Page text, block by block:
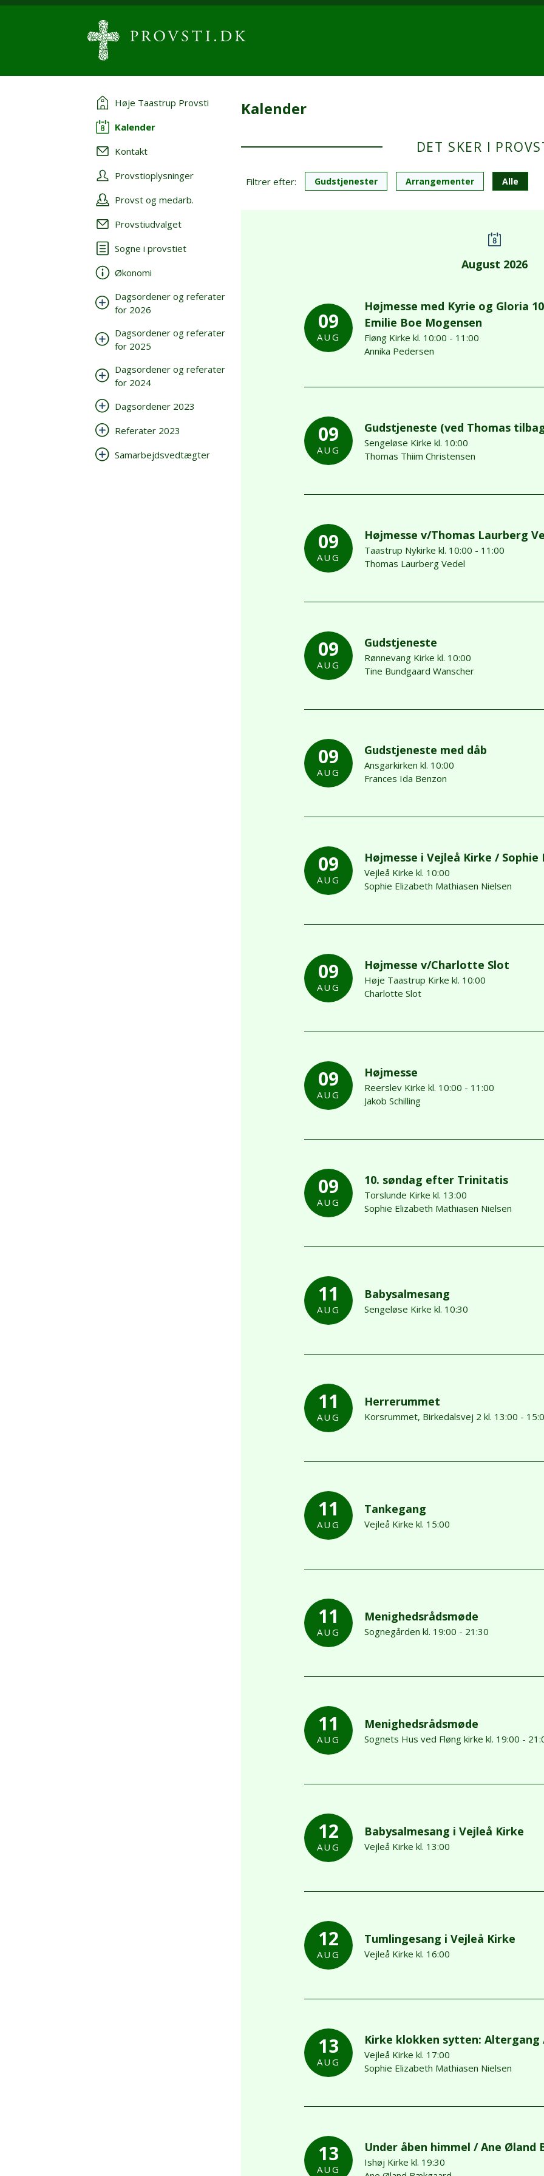
Høje Taastrup Provsti
Kalender
Kontakt
Provstioplysninger
Provst og medarb.
Provstiudvalget
Sogne i provstiet
Økonomi
Dagsordener og referater
for 2026
Dagsordener og referater
for 2025
Dagsordener og referater
for 2024
Dagsordener 2023
Referater 2023
Samarbejdsvedtægter
Kalender
DET SKER I
Filtrer efter: Gudstjenester Arrangementer Alle
August 2026
09
AUG
Højmesse med Kyrie og Gloria
Emilie Boe Mogensen
Fløng Kirke kl. 10:00 - 11:00
Annika Pedersen
09
AUG
Gudstjeneste (ved Thomas
Sengeløse Kirke kl. 10:00
Thomas Thiim Christensen
09
AUG
Højmesse v/Thomas Laurberg
Taastrup Nykirke kl. 10:00 - 11:00
Thomas Laurberg Vedel
09
AUG
Gudstjeneste
Rønnevang Kirke kl. 10:00
Tine Bundgaard Wanscher
09
AUG
Gudstjeneste med dåb
Ansgarkirken kl. 10:00
Frances Ida Benzon
09
AUG
Højmesse i Vejleå Kirke / Sophie
Vejleå Kirke kl. 10:00
Sophie Elizabeth Mathiasen Nielsen
09
AUG
Højmesse v/Charlotte Slot
Høje Taastrup Kirke kl. 10:00
Charlotte Slot
09
AUG
Højmesse
Reerslev Kirke kl. 10:00 - 11:00
Jakob Schilling
09
AUG
10. søndag efter Trinitatis
Torslunde Kirke kl. 13:00
Sophie Elizabeth Mathiasen Nielsen
11
AUG
Babysalmesang
Sengeløse Kirke kl. 10:30
11
AUG
Herrerummet
Korsrummet, Birkedalsvej 2 kl. 13:00 -
11
AUG
Tankegang
Vejleå Kirke kl. 15:00
11
AUG
Menighedsrådsmøde
Sognegården kl. 19:00 - 21:30
11
AUG
Menighedsrådsmøde
Sognets Hus ved Fløng kirke kl. 19:00 -
12
AUG
Babysalmesang i Vejleå Kirke
Vejleå Kirke kl. 13:00
12
AUG
Tumlingesang i Vejleå Kirke
Vejleå Kirke kl. 16:00
13
AUG
Kirke klokken sytten: Altergang
Vejleå Kirke kl. 17:00
Sophie Elizabeth Mathiasen Nielsen
13
AUG
Under åben himmel / Ane Øland
Ishøj Kirke kl. 19:30